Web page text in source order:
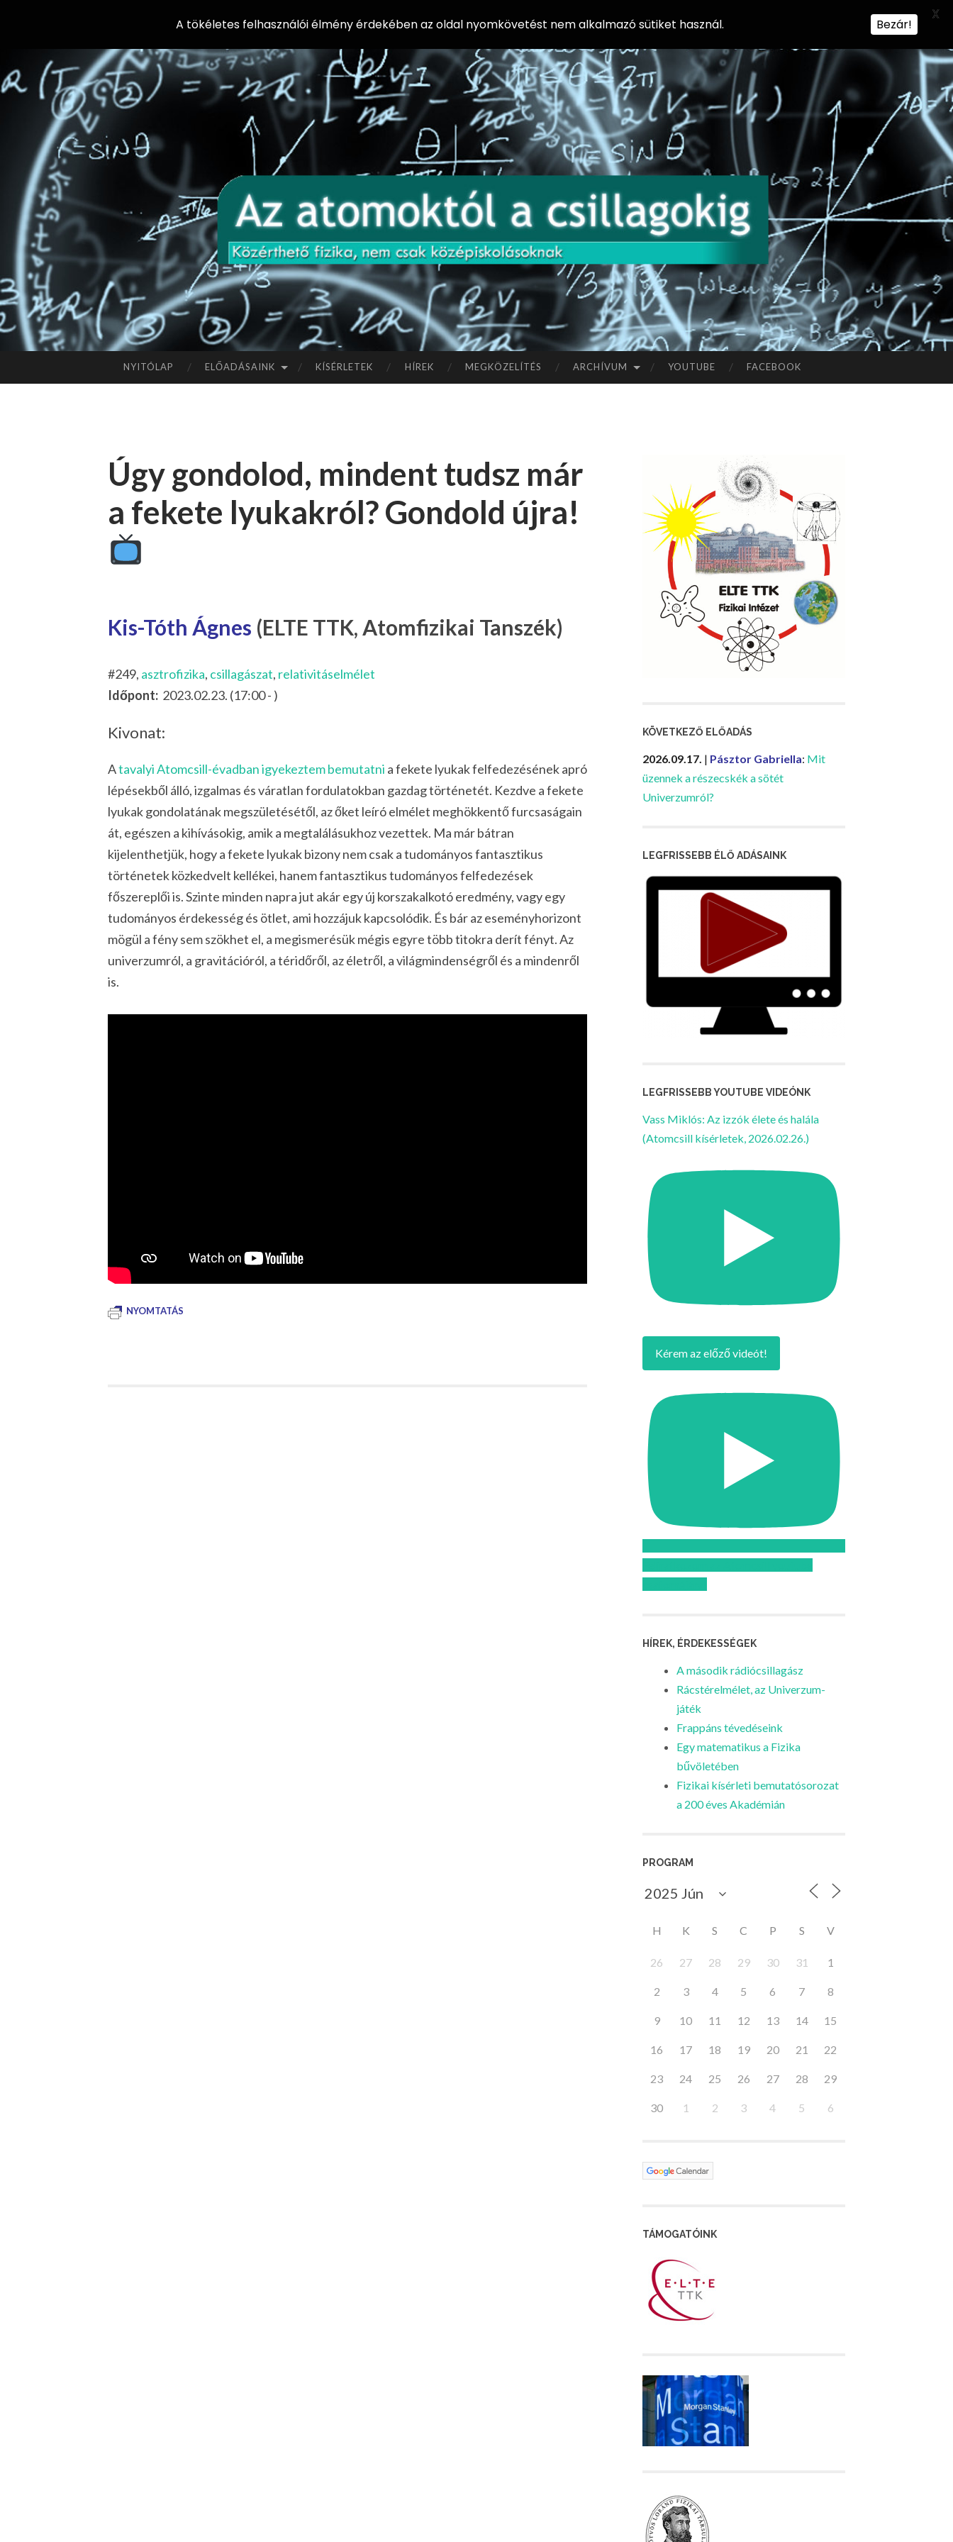
AZ
AT
OM
OK
TÓ
L A
AG
OK
Előadássorozat
középiskolásoknak
az ELTE
Természettudományi
Kar Fizikai
Intézetében
A
NYITÓLAP ELŐADÁSAINK KÍSÉRLETEK HÍREK MEGKÖZELÍTÉS ARCHÍVUM YOUTUBE FACEBOOK
Úgy gondolod, mindent tudsz már
a fekete lyukakról? Gondold újra!
Kis-Tóth Ágnes (ELTE TTK, Atomfizikai Tanszék)
#249, asztrofizika, csillagászat, relativitáselmélet
Időpont: 2023.02.23. (17:00 - )
Kivonat:
Atavalyi Atomcsill-évadban igyekeztem bemutatni a fekete lyukak felfedezésének apró
lépésekből álló, izgalmas és váratlan fordulatokban gazdag történetét. Kezdve a fekete
lyukak gondolatának megszületésétől, az őket leíró elmélet meghökkentő furcsaságain
át, egészen a kihívásokig, amik a megtalálásukhoz vezettek. Ma már bátran
kijelenthetjük, hogy a fekete lyukak bizony nem csak a tudományos fantasztikus
történetek közkedvelt kellékei, hanem fantasztikus tudományos felfedezések
főszereplői is. Szinte minden napra jut akár egy új korszakalkotó eredmény, vagy egy
tudományos érdekesség és ötlet, ami hozzájuk kapcsolódik. És bár az eseményhorizont
mögül a fény sem szökhet el, a megismerésük mégis egyre több titokra derít fényt. Az
univerzumról, a gravitációról, a téridőről, az életről, a világmindenségről és a mindenről
is.
NYOMTATÁS
KÖVETKEZŐ ELŐADÁS
2026.09.17. | Pásztor Gabriella: Mit
üzennek a részecskék a sötét
Univerzumról?
LEGFRISSEBB ÉLŐ ADÁSAINK
LEGFRISSEBB YOUTUBE VIDEÓNK
Vass Miklós: Az izzók élete és halála
(Atomcsill kísérletek, 2026.02.26.)
Kérem az előző videót!
HÍREK, ÉRDEKESSÉGEK
A második rádiócsillagász
Rácstérelmélet, az Univerzum-
játék
Frappáns tévedéseink
Egy matematikus a Fizika
bűvöletében
Fizikai kísérleti bemutatósorozat
a 200 éves Akadémián
PROGRAM
H K S C P S V
26 27 28 29 30 31 1
2 3 4 5 6 7 8
9 10 11 12 13 14 15
16 17 18 19 20 21 22
23 24 25 26 27 28 29
30 1 2 3 4 5 6
TÁMOGATÓINK
A tökéletes felhasználói élmény érdekében az oldal nyomkövetést nem alkalmazó sütiket használ. Bezár!
X